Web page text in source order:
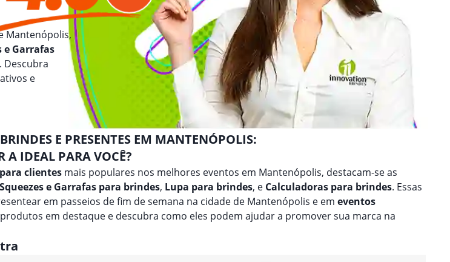
Mantenópolis,
e Garrafas
Descubra
e
E PRESENTES EM MANTENÓPOLIS:
A IDEAL PARA VOCÊ?
clientes mais populares nos melhores eventos em Mantenópolis, destacam-se as
Squeezes e Garrafas para brindes, Lupa para brindes, e Calculadoras para brindes. Essas
em passeios de fim de semana na cidade de Mantenópolis e em eventos
em destaque e descubra como eles podem ajudar a promover sua marca na